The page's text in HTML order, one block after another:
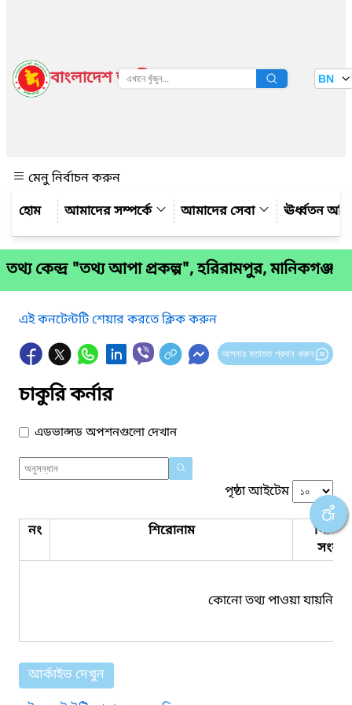
বাংলাদেশ জাতীয় তথ্য বাতায়ন BN
মেনু নির্বাচন করুন
আমাদের সম্পর্কে
আমাদের সেবা ঊর্ধ্বতন
তথ্য কেন্দ্র "তথ্য আপা প্রকল্প", হরিরামপুর, মানিকগঞ্জ
এই কনটেন্টটি শেয়ার করতে ক্লিক করুন
আপনার মতামত প্রদান করুন
চাকুরি কর্নার
এডভান্সড অপশনগুলো দেখান
পৃষ্ঠা আইটেম
নং শিরোনাম
কোনো তথ্য পাওয়া যায়নি।
আর্কাইভ দেখুন